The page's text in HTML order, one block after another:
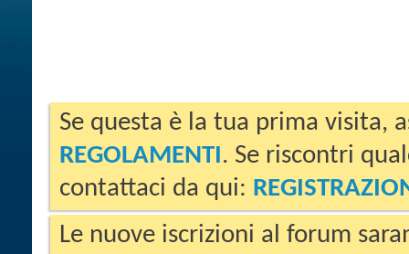
Se questa è la tua prima visita,
REGOLAMENTI. Se riscontri
contattaci da qui:
Le nuove iscrizioni al forum